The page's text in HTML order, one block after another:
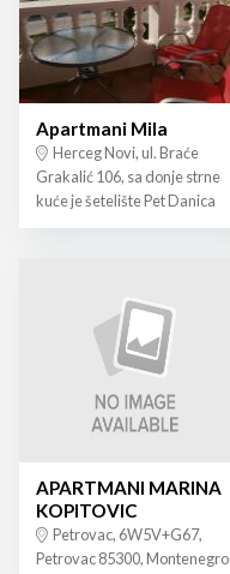
Apartmani Mila
Herceg Novi, ul. Braće
Grakalić 106, sa donje strne
kuće je šetelište Pet Danica
APARTMANI MARINA
KOPITOVIC
Petrovac, 6W5V+G67,
Petrovac 85300, Montenegro